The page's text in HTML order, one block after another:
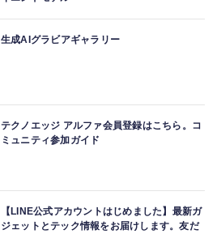
生成AIグラビアギャラリー
テクノエッジ アルファ会員登録はこちら。コ
ミュニティ参加ガイド
【LINE公式アカウントはじめました】最新ガ
ジェットとテック情報をお届けします。友だ